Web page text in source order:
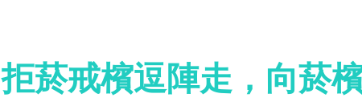
拒菸戒檳逗陣走，向菸